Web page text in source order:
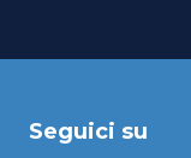
Seguici su